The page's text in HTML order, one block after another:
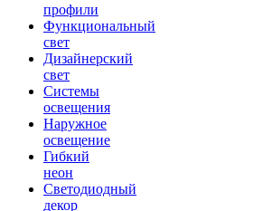
профили
Функциональный
свет
Дизайнерский
свет
Системы
освещения
Наружное
освещение
Гибкий
неон
Светодиодный
декор